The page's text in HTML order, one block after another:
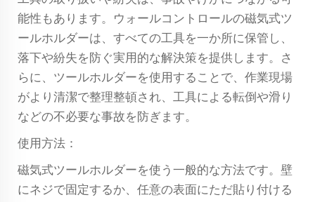
能性もあります。ウォールコントロールの磁気式ツ
ールホルダーは、すべての工具を一か所に保管し、
落下や紛失を防ぐ実用的な解決策を提供します。さ
らに、ツールホルダーを使用することで、作業現場
がより清潔で整理整頓され、工具による転倒や滑り
などの不必要な事故を防ぎます。
使用方法：
磁気式ツールホルダーを使う一般的な方法です。壁
にネジで固定するか、任意の表面にただ貼り付ける